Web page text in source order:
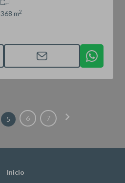
368 m2
5 6 7 chevron_right
Inicio